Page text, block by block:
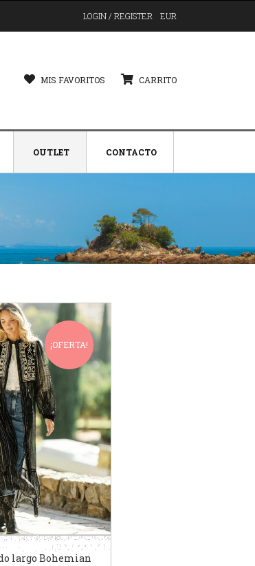
LOGIN / REGISTER EUR
MIS FAVORITOS CARRITO
OUTLET CONTACTO
¡OFERTA!
largo Bohemian